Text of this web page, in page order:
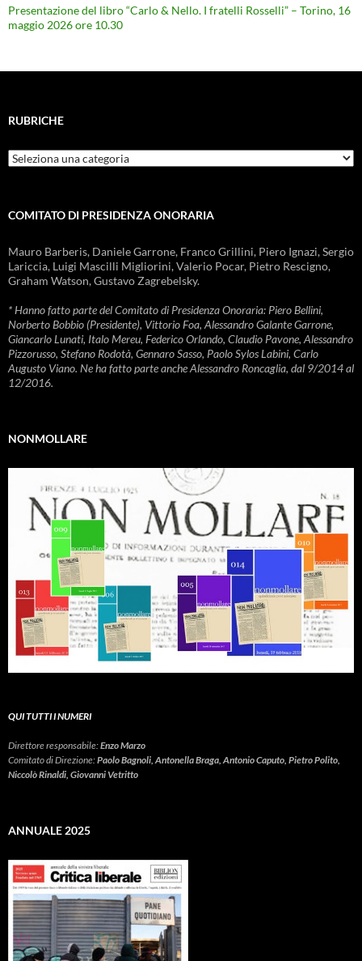
Presentazione del libro “Carlo & Nello. I fratelli Rosselli” – Torino, 16
maggio 2026 ore 10.30
RUBRICHE
Rubriche
COMITATO DI PRESIDENZA ONORARIA
Mauro Barberis, Daniele Garrone, Franco Grillini, Piero Ignazi, Sergio
Lariccia, Luigi Mascilli Migliorini, Valerio Pocar, Pietro Rescigno,
Graham Watson, Gustavo Zagrebelsky.
* Hanno fatto parte del Comitato di Presidenza Onoraria: Piero Bellini,
Norberto Bobbio (Presidente), Vittorio Foa, Alessandro Galante Garrone,
Giancarlo Lunati, Italo Mereu, Federico Orlando, Claudio Pavone, Alessandro
Pizzorusso, Stefano Rodotà, Gennaro Sasso, Paolo Sylos Labini, Carlo
Augusto Viano. Ne ha fatto parte anche Alessandro Roncaglia, dal 9/2014 al
12/2016.
NONMOLLARE
QUI TUTTI I NUMERI
Direttore responsabile:Enzo Marzo
Comitato di Direzione:Paolo Bagnoli, Antonella Braga, Antonio Caputo, Pietro Polito,
Niccolò Rinaldi, Giovanni Vetritto
ANNUALE 2025